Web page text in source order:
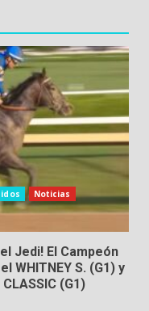
Noticias
Jedi! El Campeón
WHITNEY S. (G1) y
CLASSIC (G1)